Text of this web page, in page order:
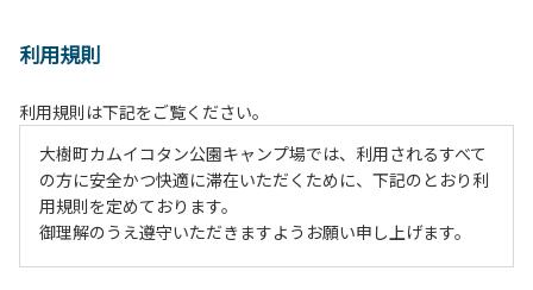
利用規則
利用規則は下記をご覧ください。
大樹町カムイコタン公園キャンプ場では、利用されるすべて
の方に安全かつ快適に滞在いただくために、下記のとおり利
用規則を定めております。
御理解のうえ遵守いただきますようお願い申し上げます。